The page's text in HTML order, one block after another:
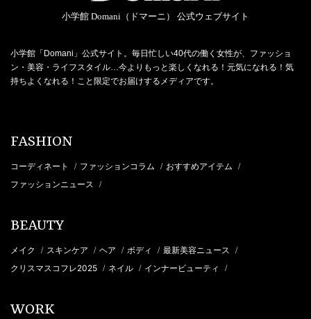
小学館 Domani（ドマーニ） 公式ウェブサイト
小学館「Domani」公式サイト。毎日忙しい40代の働く女性が、ファッショ
ン・美容・ライフスタイル…今よりもっと楽しくなれる！元気になれる！気
持ちよくなれる！こと限定でお届けするメディアです。
FASHION
コーディネート / ファッションコラム / おすすめアイテム /
ファッションニュース /
BEAUTY
メイク / スキンケア / ヘア / ボディ / 最新美容ニュース /
クリスマスコフレ2025 / ネイル / インナービューティ /
WORK